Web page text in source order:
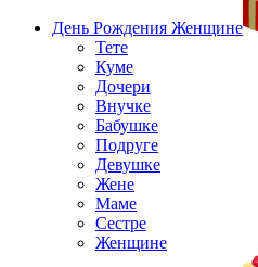
День Рождения Женщине
Тете
Куме
Дочери
Внучке
Бабушке
Подруге
Девушке
Жене
Маме
Сестре
Женщине